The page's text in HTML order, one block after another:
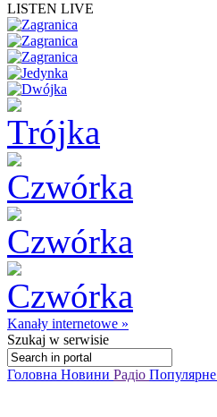
LISTEN LIVE
Kanały internetowe »
Szukaj w serwisie
Головна Новини Радіо Популярне